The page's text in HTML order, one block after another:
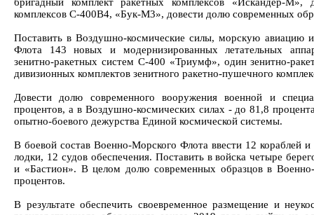
комплексов С-400В4, «Бук-М3», довести долю современных
Поставить в Воздушно-космические силы, морскую авиацию
Флота 143 новых и модернизированных летательных
зенитно-ракетных систем С-400 «Триумф», один зенитно-
дивизионных комплектов зенитного ракетно-пушечного
Довести долю современного вооружения военной и
процентов, а в Воздушно-космических силах - до 81,8
опытно-боевого дежурства Единой космической системы.
В боевой состав Военно-Морского Флота ввести 12 кораблей
лодки, 12 судов обеспечения. Поставить в войска четыре
и «Бастион». В целом долю современных образцов в
процентов.
В результате обеспечить своевременное размещение и